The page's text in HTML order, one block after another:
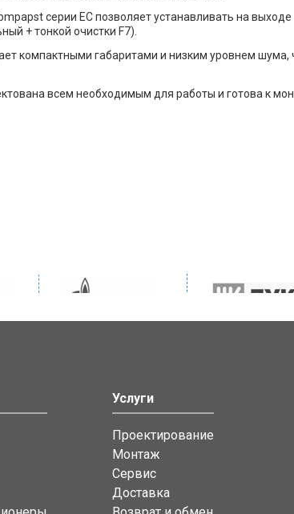
серии EC позволяет устанавливать на
+ тонкой очистки F7).
компактными габаритами и низким уровнем
всем необходимым для работы и готова к
Услуги
Проектирование
Монтаж
Сервис
Доставка